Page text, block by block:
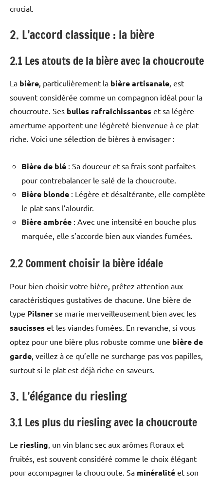
crucial.
2. L’accord classique : la bière
2.1 Les atouts de la bière avec la choucroute
La bière, particulièrement la bière artisanale, est
souvent considérée comme un compagnon idéal pour la
choucroute. Ses bulles rafraîchissantes et sa légère
amertume apportent une légèreté bienvenue à ce plat
riche. Voici une sélection de bières à envisager :
Bière de blé : Sa douceur et sa frais sont parfaites
pour contrebalancer le salé de la choucroute.
Bière blonde : Légère et désaltérante, elle complète
le plat sans l’alourdir.
Bière ambrée : Avec une intensité en bouche plus
marquée, elle s’accorde bien aux viandes fumées.
2.2 Comment choisir la bière idéale
Pour bien choisir votre bière, prêtez attention aux
caractéristiques gustatives de chacune. Une bière de
type Pilsner se marie merveilleusement bien avec les
saucisses et les viandes fumées. En revanche, si vous
optez pour une bière plus robuste comme une bière de
garde , veillez à ce qu’elle ne surcharge pas vos papilles,
surtout si le plat est déjà riche en saveurs.
3. L’élégance du riesling
3.1 Les plus du riesling avec la choucroute
Le riesling, un vin blanc sec aux arômes floraux et
fruités, est souvent considéré comme le choix élégant
pour accompagner la choucroute. Sa minéralité et son